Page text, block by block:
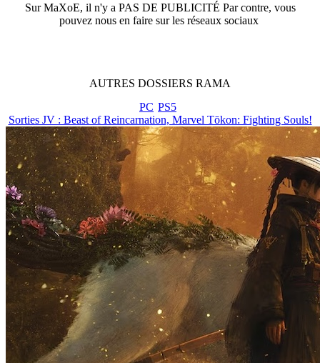
SurMaXoE, il n'y a PAS DE PUBLICITÉ Par contre, vous
pouvez nous en faire sur les réseaux sociaux
AUTRES DOSSIERS RAMA
PC PS5
Sorties JV : Beast of Reincarnation, Marvel Tōkon: Fighting Souls!